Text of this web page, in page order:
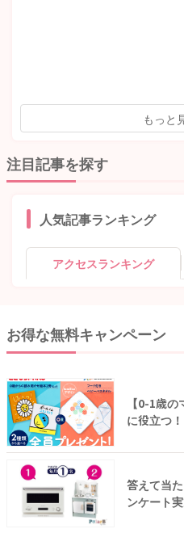
もっと
注目記事を探す
人気記事ランキング
アクセスランキング
お得な無料キャンペーン
【0-1歳
に役立つ
答えて当
ンケート